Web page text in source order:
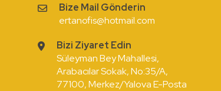
Bize Mail Gönderin
ertanofis@hotmail.com
Bizi Ziyaret Edin
Süleyman Bey Mahallesi,
Arabacılar Sokak, No:35/A,
77100, Merkez/Yalova E-Posta